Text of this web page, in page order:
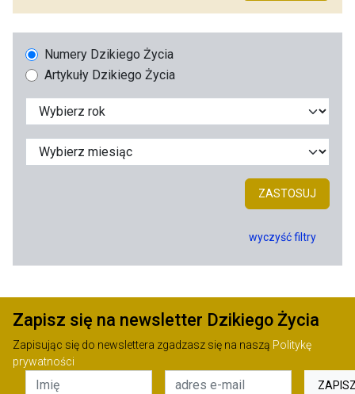
Numery Dzikiego Życia
Artykuły Dzikiego Życia
ZASTOSUJ
wyczyść filtry
Zapisz się na newsletter Dzikiego Życia
Zapisując się do newslettera zgadzasz się na naszą Politykę
prywatności